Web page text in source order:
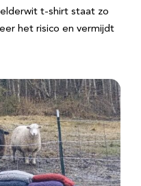
t-shirt staat zo
het risico en vermijdt